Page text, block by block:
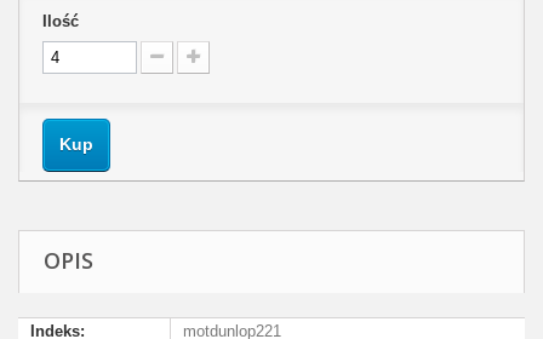
Ilość
Kup
OPIS
Indeks:
motdunlop221